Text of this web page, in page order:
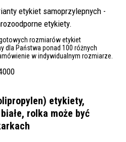
etykiet samoprzylepnych -
etykiety.
rozmiarów etykiet
dla Państwa ponad 100 różnych
w indywidualnym rozmiarze.
etykiety,
rolka może być